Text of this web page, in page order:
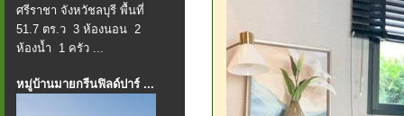
ศรีราชา จังหวัชลบุรี ️พื้นที่
51.7 ตร.ว ️ 3 ห้องนอน ️ 2
ห้องน้ำ ️ 1 ครัว ️...
หมู่บ้านมายกรีนฟิลด์ปาร์ ...